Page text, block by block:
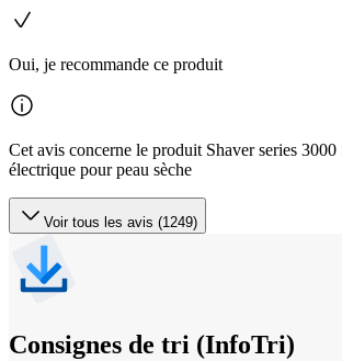
Oui, je recommande ce produit
Cet avis concerne le produit Shaver series
électrique pour peau sèche
Voir tous les avis (1249)
Consignes de tri (InfoTri)